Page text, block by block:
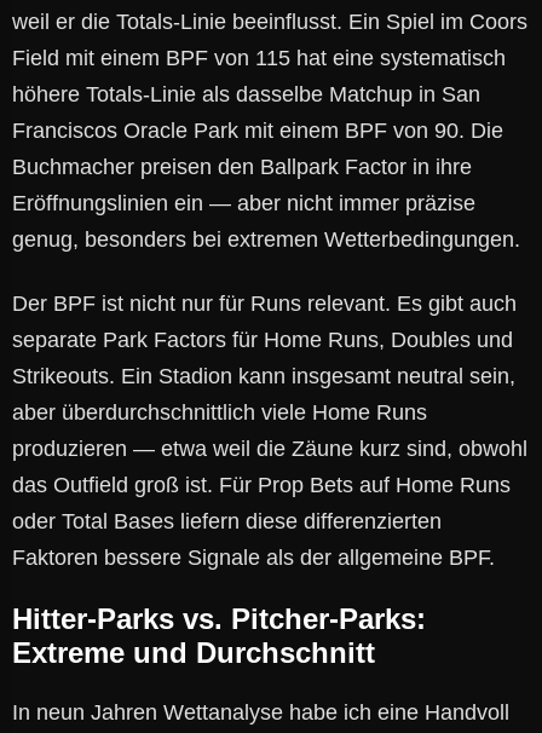
weil er die Totals-Linie beeinflusst. Ein Spiel im Coors
Field mit einem BPF von 115 hat eine systematisch
höhere Totals-Linie als dasselbe Matchup in San
Franciscos Oracle Park mit einem BPF von 90. Die
Buchmacher preisen den Ballpark Factor in ihre
Eröffnungslinien ein — aber nicht immer präzise
genug, besonders bei extremen Wetterbedingungen.
Der BPF ist nicht nur für Runs relevant. Es gibt auch
separate Park Factors für Home Runs, Doubles und
Strikeouts. Ein Stadion kann insgesamt neutral sein,
aber überdurchschnittlich viele Home Runs
produzieren — etwa weil die Zäune kurz sind, obwohl
das Outfield groß ist. Für Prop Bets auf Home Runs
oder Total Bases liefern diese differenzierten
Faktoren bessere Signale als der allgemeine BPF.
Hitter-Parks vs. Pitcher-Parks:
Extreme und Durchschnitt
In neun Jahren Wettanalyse habe ich eine Handvoll